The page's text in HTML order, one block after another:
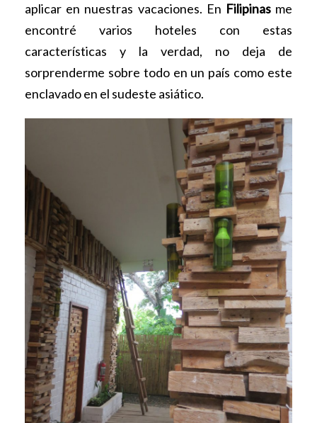
aplicar en nuestras vacaciones. En Filipinasme
encontré varios hoteles con estas
características y la verdad, no deja de
sorprenderme sobre todo en un país como este
enclavado en el sudeste asiático.